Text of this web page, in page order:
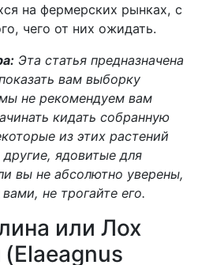
на фермерских рынках, с
чего от них ожидать.
Эта статья предназначена
вам выборку
не рекомендуем вам
кидать собранную
из этих растений
ядовитые для
вы не абсолютно уверены,
не трогайте его.
или Лох